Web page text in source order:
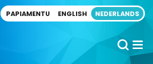
PAPIAMENTU ENGLISH NEDERLANDS